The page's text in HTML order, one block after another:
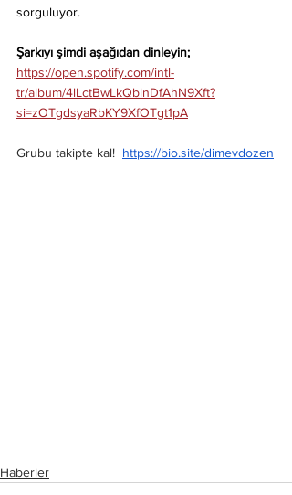
sorguluyor.
Şarkıyı şimdi aşağıdan dinleyin;
https://open.spotify.com/intl-
tr/album/4lLctBwLkQblnDfAhN9Xft?
si=zOTgdsyaRbKY9XfOTgt1pA
Grubu takipte kal! https://bio.site/dimevdozen
Haberler